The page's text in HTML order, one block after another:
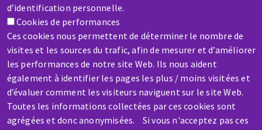
d’identification personnelle.
Cookies de performances
Ces cookies nous permettent de déterminer le nombre de
visites et les sources du trafic, afin de mesurer et d’améliorer
les performances de notre site Web. Ils nous aident
également à identifier les pages les plus / moins visitées et
d’évaluer comment les visiteurs naviguent sur le site Web.
Toutes les informations collectées par ces cookies sont
agrégées et donc anonymisées. Si vous n'acceptez pas ces
Aller
au
contenu
principal